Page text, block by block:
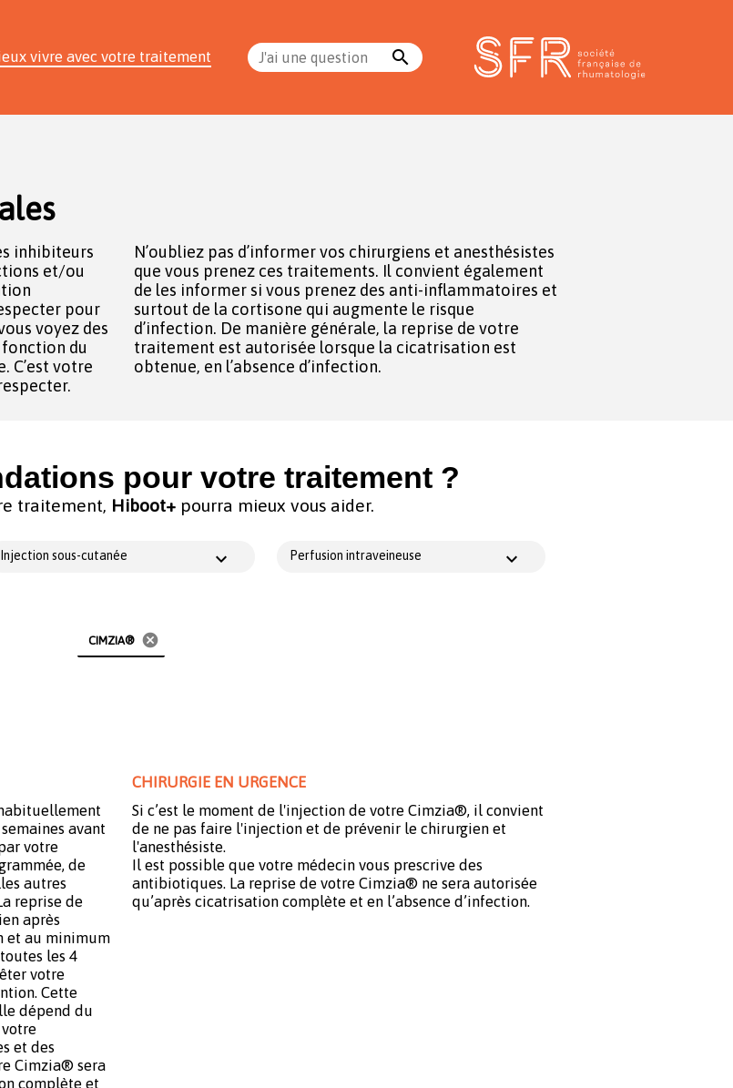
vivre avec votre traitement J'ai une question search
inhibiteurs
et/ou
pour
voyez des
du
C’est votre
également
et
le risque
de votre
est
obtenue, en l’absence d’infection.
pour votre traitement ?
traitement, Hiboot+ pourra mieux vous aider.
Injection sous-cutanée Perfusion intraveineuse
CIMZIA® cancel
avant
votre
de
autres
reprise de
après
et au minimum
les 4
votre
Cette
dépend du
et des
Cimzia® sera
complète et
CHIRURGIE EN URGENCE
Si c’est le moment de l'injection de votre Cimzia®, il convient
de ne pas faire l'injection et de prévenir le chirurgien et
l'anesthésiste.
Il est possible que votre médecin vous prescrive des
antibiotiques. La reprise de votre Cimzia® ne sera autorisée
qu’après cicatrisation complète et en l’absence d’infection.